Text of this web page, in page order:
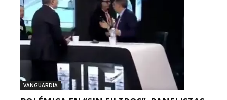
VANGUARDIA